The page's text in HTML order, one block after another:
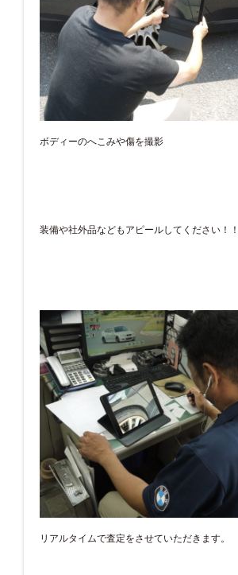
ボディーのへこみや傷を撮影
装備や社外品などもアピールしてください！！
リアルタイムで査定をさせていただきます。